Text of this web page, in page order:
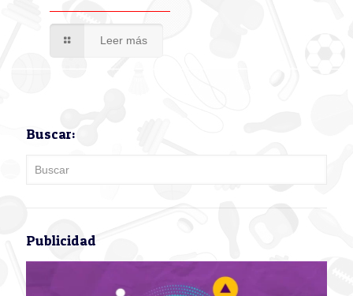
Leer más
Buscar:
Publicidad